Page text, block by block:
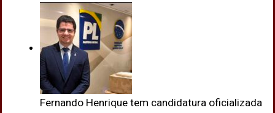
Fernando Henrique tem candidatura oficializada